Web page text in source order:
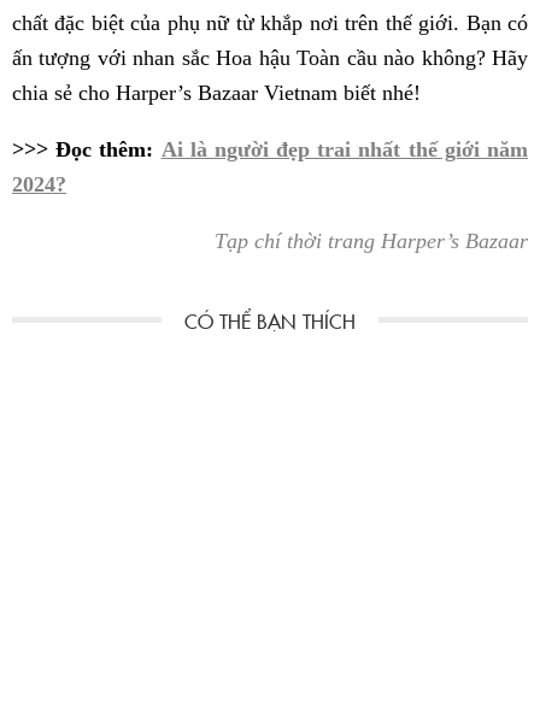
chất đặc biệt của phụ nữ từ khắp nơi trên thế giới. Bạn có
ấn tượng với nhan sắc Hoa hậu Toàn cầu nào không? Hãy
chia sẻ cho Harper’s Bazaar Vietnam biết nhé!
>>> Đọc thêm: Ai là người đẹp trai nhất thế giới năm
2024?
Tạp chí thời trang Harper’s Bazaar